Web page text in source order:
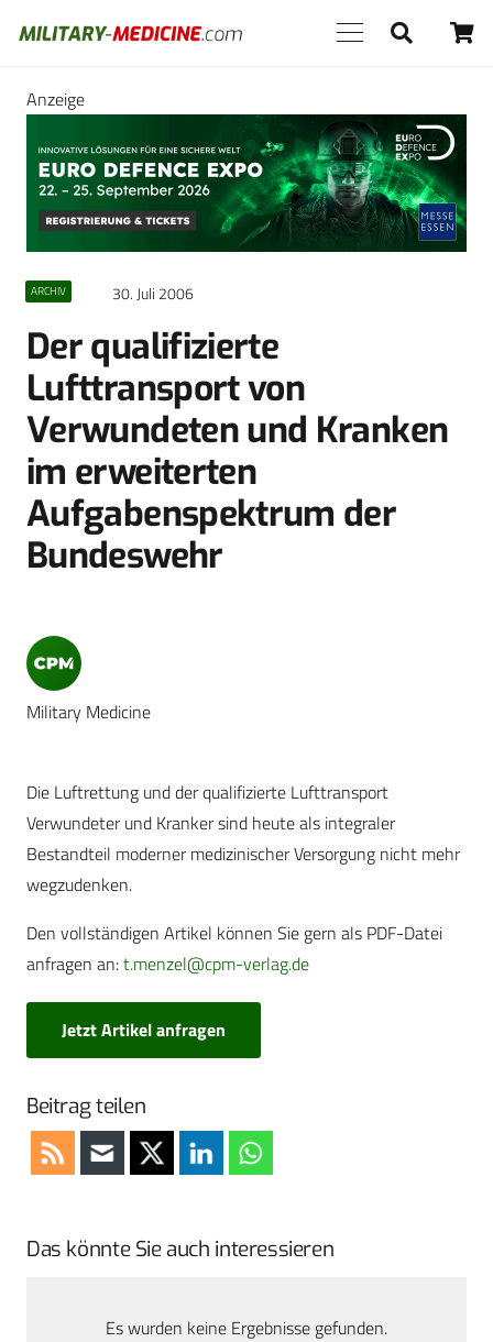
Anzeige
ARCHIV 30. Juli 2006
Der qualifizierte
Lufttransport von
Verwundeten und Kranken
im erweiterten
Aufgabenspektrum der
Bundeswehr
Military Medicine
Die Luftrettung und der qualifizierte Lufttransport
Verwundeter und Kranker sind heute als integraler
Bestandteil moderner medizinischer Versorgung nicht mehr
wegzudenken.
Den vollständigen Artikel können Sie gern als PDF-Datei
anfragen an:t.menzel@cpm-verlag.de
Jetzt Artikel anfragen
Beitrag teilen
Das könnte Sie auch interessieren
Es wurden keine Ergebnisse gefunden.